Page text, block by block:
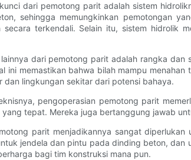
dari pemotong parit adalah sistem
sehingga memungkinkan pemotongan
secara terkendali. Selain itu, sistem hidrolik
dari pemotong parit adalah rangka
ini memastikan bahwa bilah mampu
dan lingkungan sekitar dari potensi bahaya.
pengoperasian pemotong parit
tepat. Mereka juga bertanggung jawab
parit menjadikannya sangat
jendela dan pintu pada dinding beton,
bagi tim konstruksi mana pun.